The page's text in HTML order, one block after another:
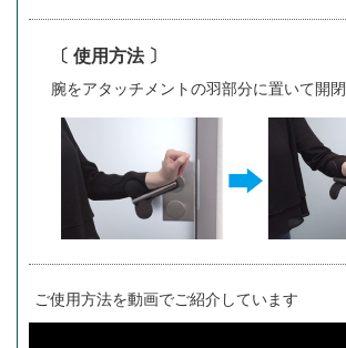
〔 使用方法 〕
腕をアタッチメントの羽部分に置いて開閉
ご使用方法を動画でご紹介しています